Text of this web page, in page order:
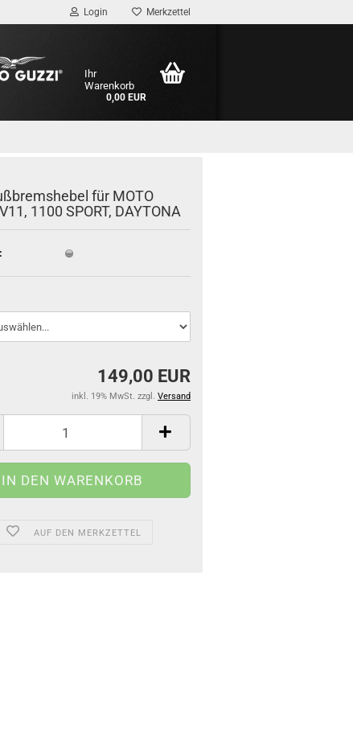
Login Merkzettel
Ihr
Warenkorb
0,00 EUR
für MOTO
1100 SPORT, DAY­TO­NA
149,00 EUR
inkl. 19% MwSt. zzgl. Versand
AUF DEN MERKZETTEL